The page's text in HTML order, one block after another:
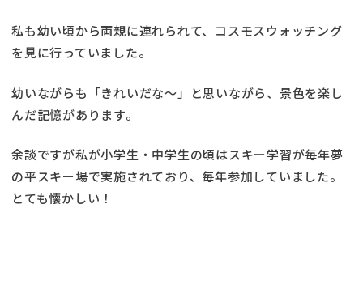
私も幼い頃から両親に連れられて、コスモスウォッチング
を見に行っていました。
幼いながらも「きれいだな～」と思いながら、景色を楽し
んだ記憶があります。
余談ですが私が小学生・中学生の頃はスキー学習が毎年夢
の平スキー場で実施されており、毎年参加していました。
とても懐かしい！